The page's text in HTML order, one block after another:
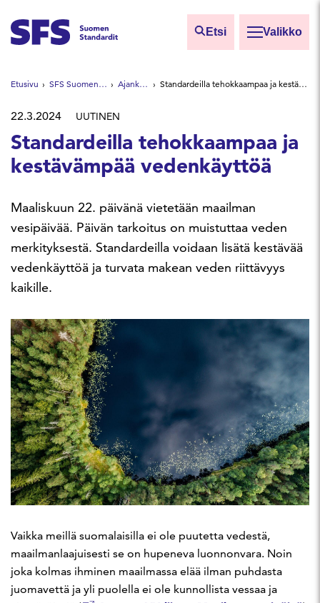
Etsi Valikko
Etsi sivuilta
Hae hakutermillä
Etusivu SFS Suomen Standardit Ajankohtaista Standardeilla tehokkaampaa ja kestävämpää vedenkäyttöä
22.3.2024 UUTINEN
Standardeilla tehokkaampaa ja
kestävämpää vedenkäyttöä
Maaliskuun 22. päivänä vietetään maailman
vesipäivää. Päivän tarkoitus on muistuttaa veden
merkityksestä. Standardeilla voidaan lisätä kestävää
vedenkäyttöä ja turvata makean veden riittävyys
kaikille.
Vaikka meillä suomalaisilla ei ole puutetta vedestä,
maailmanlaajuisesti se on hupeneva luonnonvara. Noin
joka kolmas ihminen maailmassa elää ilman puhdasta
juomavettä ja yli puolella ei ole kunnollista vessaa ja